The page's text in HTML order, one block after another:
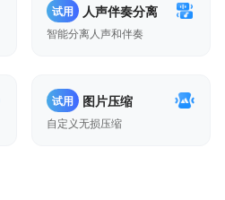
试用 人声伴奏分离
智能分离人声和伴奏
试用 图片压缩
自定义无损压缩